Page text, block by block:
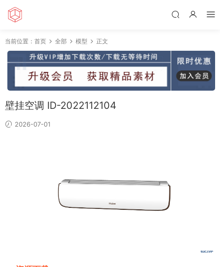
当前位置： 首页 全部 模型 正文
壁挂空调 ID-2022112104
2026-07-01